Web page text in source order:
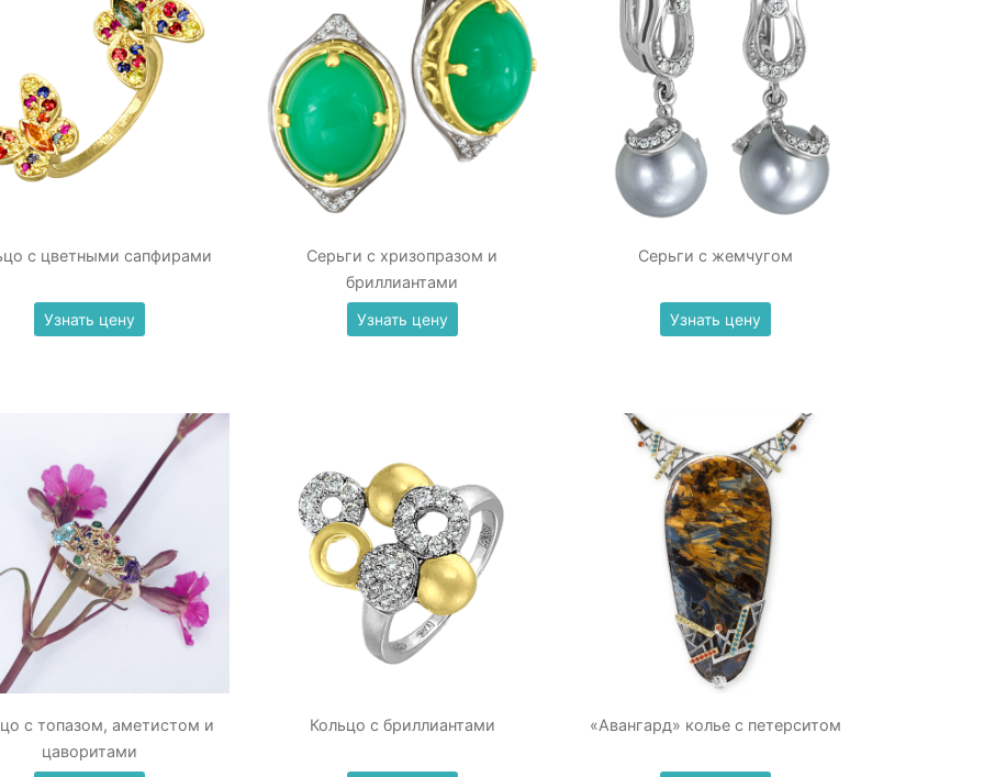
с цветными сапфирами
Узнать цену
Серьги с хризопразом и
бриллиантами
Узнать цену
Серьги с жемчугом
Узнать цену
с топазом, аметистом и
цаворитами
Кольцо с бриллиантами «Авангард» колье с петерситом